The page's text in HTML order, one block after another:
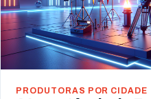
PRODUTORAS POR CIDADE